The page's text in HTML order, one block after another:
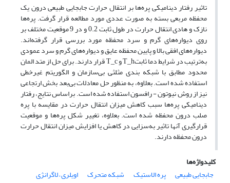
تاثیر رفتار دینامیکی پره‌ها بر انتقال حرارت جابجایی طبیعی درون یک
محفظه مربعی بسته به صورت عددی مورد مطالعه قرار گرفت. پره‌ها
نازک و هادی انتقال حرارت در طول ثابت 0.2 و در 9 موقعیت مختلف بر
روی دیواره‌های گرم و سرد محفظه مورد بررسی قرار گرفته‌اند.
دیواره‌های افقی بالا و پایین محفظه عایق و دیواره‌های گرم و سرد عمودی
به‌ترتیب در شرایط دما ثابتT_h و T_c قرار دارند. برای حل از متد المان
محدود مطابق با شبکه بندی مثلثی بی‌سازمان و الگوریتم غیر‌خطی
استفاده شده است. بعلاوه، به منظور حل معادلات بی‌بعد بخش ارتجاعی
نیز از روش نیوتون - رافسون استفاده شده است. براساس نتایج، رفتار
دینامیکی پره‌ها سبب کاهش میزان انتقال حرارت در مقایسه با پره
صلب درون محفظه شده است. بعلاوه، تغییر شکل پره‌ها و موقعیت
قرار‌گیری آنها تاثیر به‌سزایی در کاهش یا افزایش میزان انتقال حرارت
درون محفظه دارند.
کلیدواژه‌ها
جابجایی طبیعی
پره الاستیک شبکه متحرک
اویلری – لاگرانژی